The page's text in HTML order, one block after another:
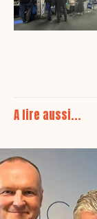
A lire aussi...